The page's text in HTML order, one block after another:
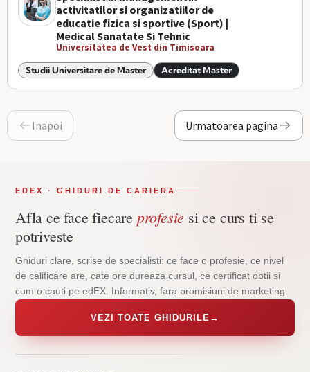
activitatilor si organizatiilor de
educatie fizica si sportive (Sport) |
Medical Sanatate Si Tehnic
Universitatea de Vest din Timisoara
Studii Universitare de Master Acreditat Master
Inapoi Urmatoarea pagina
EDEX · GHIDURI DE CARIERA
Afla ce face fiecare profesie si ce curs ti se
potriveste
Ghiduri clare, scrise de specialisti: ce face o profesie, ce nivel
de calificare are, cate ore dureaza cursul, ce certificat obtii si
cum o cauti pe edEX. Informativ, fara promisiuni de marketing.
VEZI TOATE GHIDURILE →